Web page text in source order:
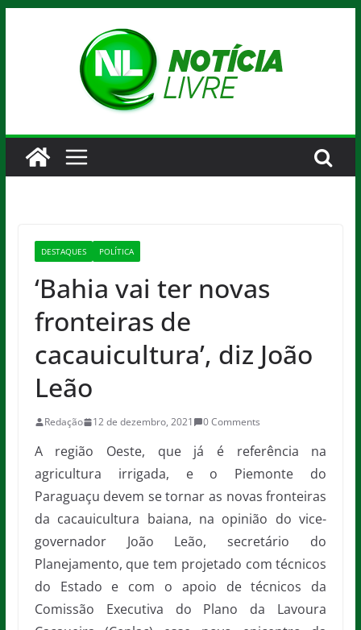
DESTAQUES POLÍTICA
‘Bahia vai ter novas
fronteiras de
cacauicultura’, diz João
Leão
Redação 12 de dezembro, 2021 0 Comments
A região Oeste, que já é referência na
agricultura irrigada, e o Piemonte do
Paraguaçu devem se tornar as novas fronteiras
da cacauicultura baiana, na opinião do vice-
governador João Leão, secretário do
Planejamento, que tem projetado com técnicos
do Estado e com o apoio de técnicos da
Comissão Executiva do Plano da Lavoura